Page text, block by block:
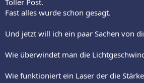
Toller Post.
Fast alles wurde schon gesagt.
Und jetzt will ich ein paar Sachen von
Wie überwindet man die
Wie funktioniert ein Laser der die